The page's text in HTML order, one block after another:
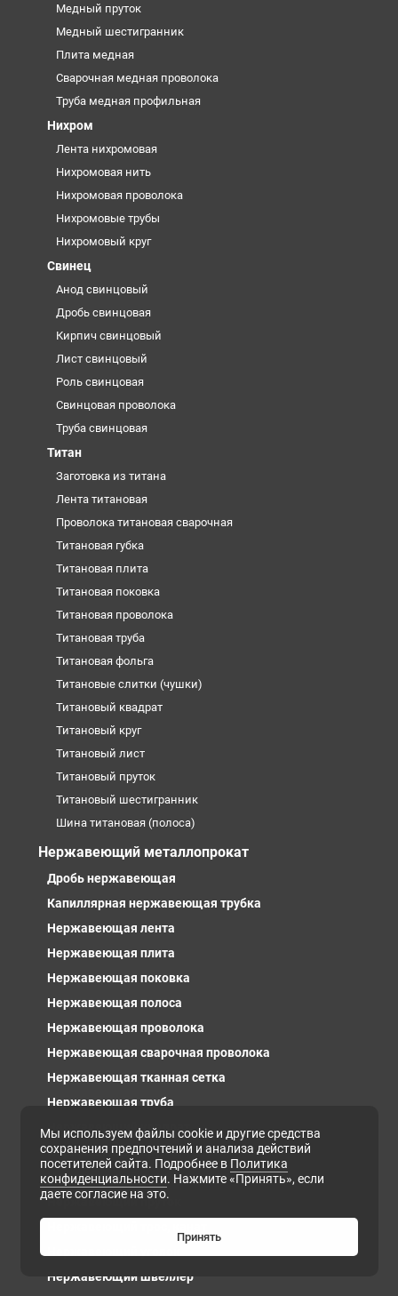
Медный пруток
Медный шестигранник
Плита медная
Сварочная медная проволока
Труба медная профильная
Нихром
Лента нихромовая
Нихромовая нить
Нихромовая проволока
Нихромовые трубы
Нихромовый круг
Свинец
Анод свинцовый
Дробь свинцовая
Кирпич свинцовый
Лист свинцовый
Роль свинцовая
Свинцовая проволока
Труба свинцовая
Титан
Заготовка из титана
Лента титановая
Проволока титановая сварочная
Титановая губка
Титановая плита
Титановая поковка
Титановая проволока
Титановая труба
Титановая фольга
Титановые слитки (чушки)
Титановый квадрат
Титановый круг
Титановый лист
Титановый пруток
Титановый шестигранник
Шина титановая (полоса)
Нержавеющий металлопрокат
Дробь нержавеющая
Капиллярная нержавеющая трубка
Нержавеющая лента
Нержавеющая плита
Нержавеющая поковка
Нержавеющая полоса
Нержавеющая проволока
Нержавеющая сварочная проволока
Нержавеющая тканная сетка
Нержавеющая труба
Нержавеющий квадрат
Нержавеющий круг
Нержавеющий лист
Нержавеющий пруток
Нержавеющий швеллер
Мы используем файлы cookie и другие средства
сохранения предпочтений и анализа действий
посетителей сайта. Подробнее в Политика
конфиденциальности. Нажмите «Принять», если
даете согласие на это.
Принять